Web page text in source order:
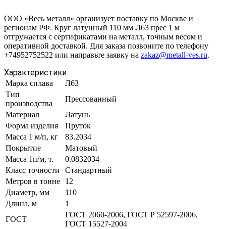
ООО «Весь металл» организует поставку по Москве и
регионам РФ. Круг латунный 110 мм Л63 прес 1 м
отгружается с сертификатами на металл, точным весом и
оперативной доставкой. Для заказа позвоните по телефону
+74952752522 или направьте заявку на zakaz@metall-ves.ru.
Характеристики
Марка сплава
Л63
Тип
производства
Прессованный
Материал
Латунь
Форма изделия
Пруток
Масса 1 м/п, кг
83.2034
Покрытие
Матовый
Масса 1п/м, т.
0.0832034
Класс точности
Стандартный
Метров в тонне
12
Диаметр, мм
110
Длина, м
1
ГОСТ
ГОСТ 2060-2006, ГОСТ Р 52597-2006,
ГОСТ 15527-2004